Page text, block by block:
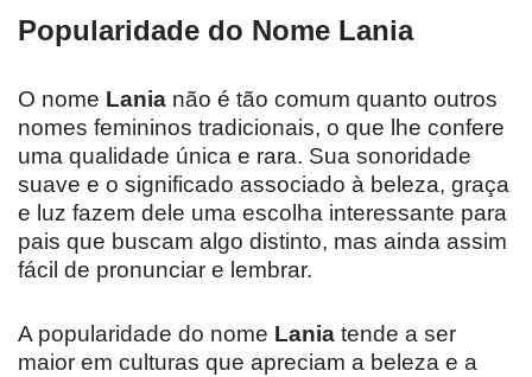
Popularidade do Nome Lania
O nome Lania não é tão comum quanto outros
nomes femininos tradicionais, o que lhe confere
uma qualidade única e rara. Sua sonoridade
suave e o significado associado à beleza, graça
e luz fazem dele uma escolha interessante para
pais que buscam algo distinto, mas ainda assim
fácil de pronunciar e lembrar.
A popularidade do nome Lania tende a ser
maior em culturas que apreciam a beleza e a